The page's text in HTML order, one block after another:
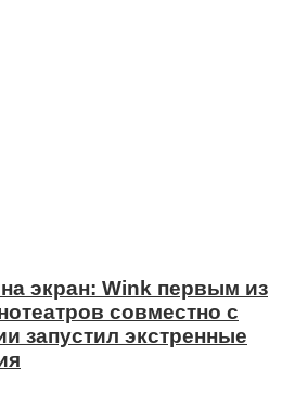
экран: Wink первым из
совместно с
запустил экстренные